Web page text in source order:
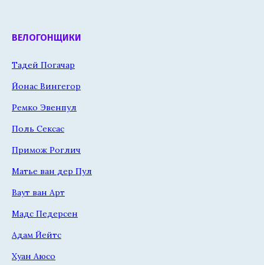
ВЕЛОГОНЩИКИ
Тадей Погачар
Йонас Вингегор
Ремко Эвенпул
Поль Сексас
Примож Роглич
Матье ван дер Пул
Ваут ван Арт
Мадс Педерсен
Адам Йейтс
Хуан Аюсо